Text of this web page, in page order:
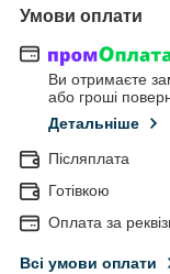
Умови оплати
Ви отримаєте
або гроші
Детальніше
Післяплата
Готівкою
Оплата за
Всі умови оплати